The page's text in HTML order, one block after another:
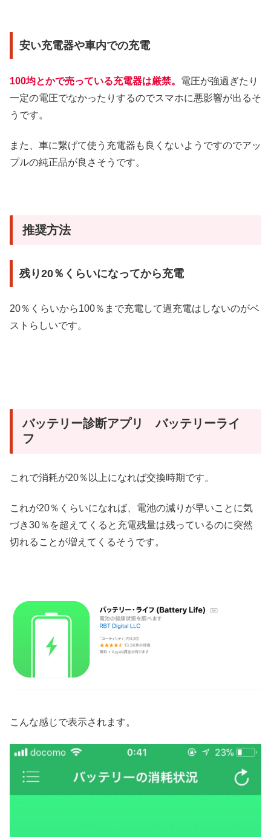
安い充電器や車内での充電
100均とかで売っている充電器は厳禁。 電圧が強過ぎたり
一定の電圧でなかったりするのでスマホに悪影響が出るそ
うです。
また、車に繋げて使う充電器も良くないようですのでアッ
プルの純正品が良さそうです。
推奨方法
残り20％くらいになってから充電
20％くらいから100％まで充電して過充電はしないのがベ
ストらしいです。
バッテリー診断アプリ バッテリーライ
フ
これで消耗が20％以上になれば交換時期です。
これが20％くらいになれば、電池の減りが早いことに気
づき30％を超えてくると充電残量は残っているのに突然
切れることが増えてくるそうです。
こんな感じで表示されます。